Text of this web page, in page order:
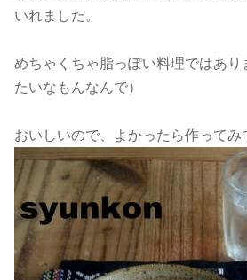
いれました。
めちゃくちゃ脂っぽい料理ではあり
たいなもんなんで）
おいしいので、よかったら作ってみ